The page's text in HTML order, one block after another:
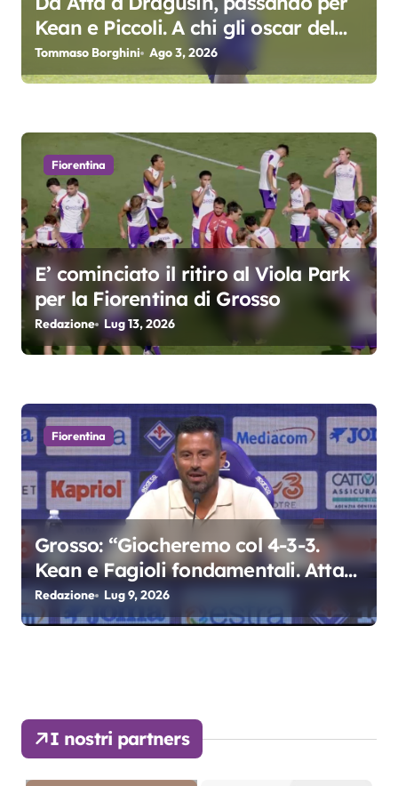
a
t
o
l
i
Kean e Piccoli. A chi gli oscar del
precampionato?
Tommaso Borghini Ago 3, 2026
Fiorentina
E’ cominciato il ritiro al Viola Park
per la Fiorentina di Grosso
Redazione Lug 13, 2026
Fiorentina
Grosso: “Giocheremo col 4-3-3.
Kean e Fagioli fondamentali. Atta
grande colpo”
Redazione Lug 9, 2026
I nostri partners